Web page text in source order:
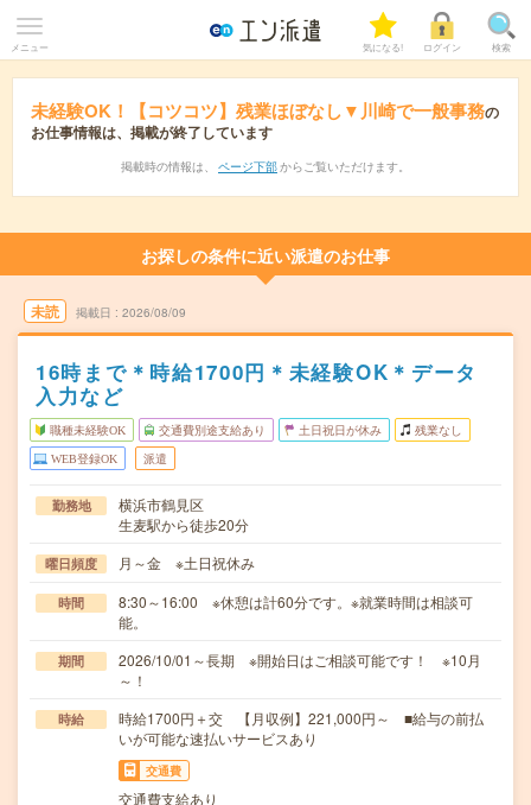
メニュー 気になる! ログイン 検索
未経験OK！【コツコツ】残業ほぼなし▼川崎で一般事務の
お仕事情報は、掲載が終了しています
掲載時の情報は、 ページ下部 からご覧いただけます。
お探しの条件に近い派遣のお仕事
未読 掲載日 2026/08/09
16時まで＊時給1700円＊未経験OK＊データ
入力など
職種未経験OK 交通費別途支給あり 土日祝日が休み 残業なし
WEB登録OK 派遣
勤務地
横浜市鶴見区
生麦駅から徒歩20分
曜日頻度 月～金 ※土日祝休み
時間
8:30～16:00 ※休憩は計60分です。※就業時間は相談可
能。
期間
2026/10/01～長期 ※開始日はご相談可能です！ ※10月
～！
時給
時給1700円＋交 【月収例】221,000円～ ■給与の前払
いが可能な速払いサービスあり
交通費
交通費支給あり